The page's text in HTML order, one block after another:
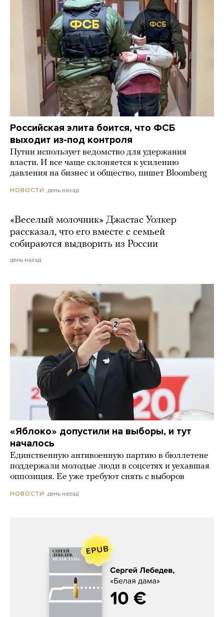
Российская элита боится, что ФСБ
выходит из-под контроля
Путин использует ведомство для удержания
власти. И все чаще склоняется к усилению
давления на бизнес и общество, пишет Bloomberg
НОВОСТИ день назад
«Веселый молочник» Джастас Уолкер
рассказал, что его вместе с семьей
собираются выдворить из России
день назад
«Яблоко» допустили на выборы, и тут
началось
Единственную антивоенную партию в бюллетене
поддержали молодые люди в соцсетях и уехавшая
оппозиция. Ее уже требуют снять с выборов
НОВОСТИ день назад